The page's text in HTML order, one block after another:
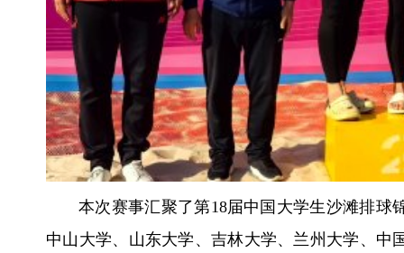
本次赛事汇聚了第18届中国大学生沙滩排球
中山大学、山东大学、吉林大学、兰州大学、